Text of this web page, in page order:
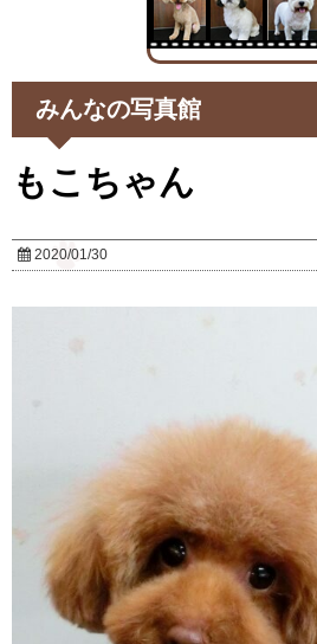
みんなの写真館
もこちゃん
2020/01/30